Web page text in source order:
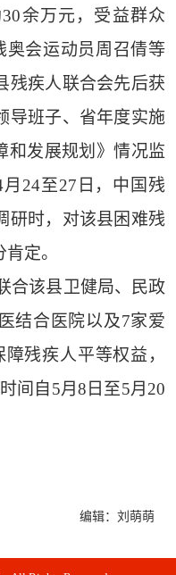
余万元，受益群众
奥会运动员周召倩等
残疾人联合会先后获
导班子、省年度实施
和发展规划》情况监
24至27日，中国残
研时，对该县困难残
定。
合该县卫健局、民政
结合医院以及7家爱
残疾人平等权益，
间自5月8日至5月20
编辑：刘萌萌